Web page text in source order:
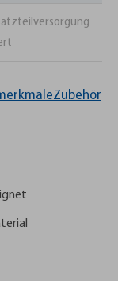
Zubehör